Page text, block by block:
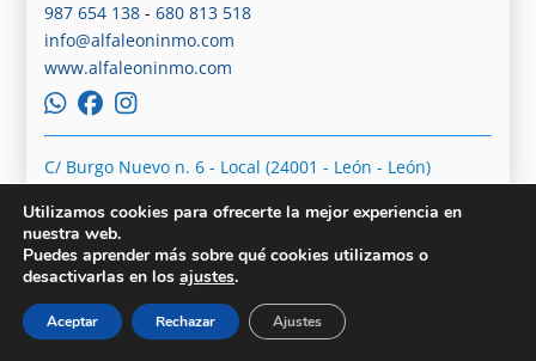
987 654 138 -680 813 518
info@alfaleoninmo.com
www.alfaleoninmo.com
C/ Burgo Nuevo n. 6 - Local (24001 - León - León)
2340 - Alfa Residencial Seseña
825 850 648
614 214 958
Utilizamos cookies para ofrecerte la mejor experiencia en
nuestra web.
Puedes aprender más sobre qué cookies utilizamos o
desactivarlas en los ajustes.
Aceptar Rechazar Ajustes